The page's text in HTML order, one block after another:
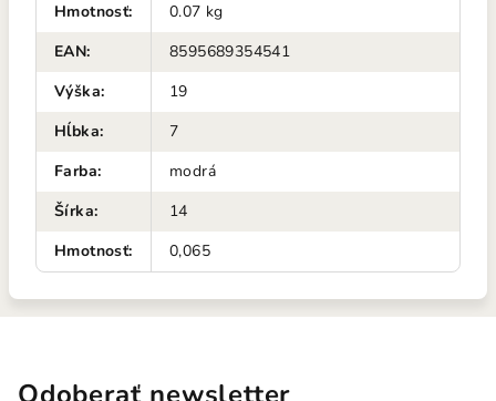
Hmotnosť:
0.07 kg
EAN:
8595689354541
Výška:
19
Hĺbka:
7
Farba:
modrá
Šírka:
14
Hmotnosť: 0,065